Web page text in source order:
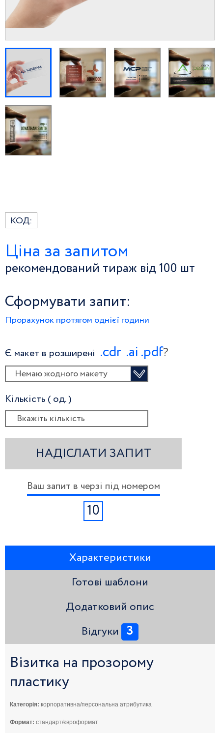
КОД:
Ціна за запитом
рекомендований тираж від 100 шт
Сформувати запит:
Прорахунок протягом однієї години
Є макет в розширені .сdr .ai .pdf?
Немаю жодного макету
Кількість ( од. )
НАДІСЛАТИ ЗАПИТ
Ваш запит в черзі під номером
10
Характеристики
Готові шаблони
Додатковий опис
Відгуки 3
Візитка на прозорому
пластику
Категорія: корпоративна/персональна атрибутика
Формат: стандарт/євроформат